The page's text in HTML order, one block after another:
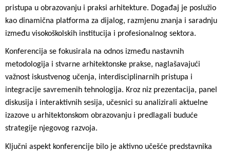
pristupa u obrazovanju i praksi arhitekture. Događaj je poslužio
kao dinamična platforma za dijalog, razmjenu znanja i saradnju
između visokoškolskih institucija i profesionalnog sektora.
Konferencija se fokusirala na odnos između nastavnih
metodologija i stvarne arhitektonske prakse, naglašavajući
važnost iskustvenog učenja, interdisciplinarnih pristupa i
integracije savremenih tehnologija. Kroz niz prezentacija, panel
diskusija i interaktivnih sesija, učesnici su analizirali aktuelne
izazove u arhitektonskom obrazovanju i predlagali buduće
strategije njegovog razvoja.
Ključni aspekt konferencije bilo je aktivno učešće predstavnika